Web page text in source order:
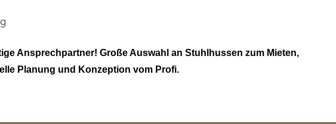
Ansprechpartner! Große Auswahl an Stuhlhussen zum Mieten,
Planung und Konzeption vom Profi.